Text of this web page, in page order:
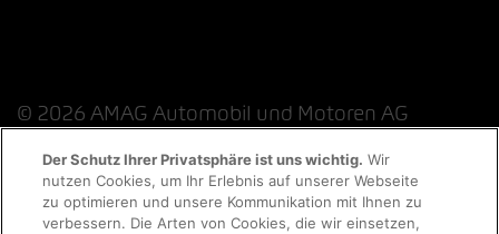
© 2026 AMAG Automobil und Motoren AG
Datenschutzerklärung Rechtliche Hinweise
Der Schutz Ihrer Privatsphäre ist uns wichtig. Wir
nutzen Cookies, um Ihr Erlebnis auf unserer Webseite
zu optimieren und unsere Kommunikation mit Ihnen zu
verbessern. Die Arten von Cookies, die wir einsetzen,